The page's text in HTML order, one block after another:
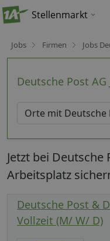
Stellenmarkt
Jobs Firmen Jobs
Deutsche Post
Jetzt bei
Arbeitsplatz
Deutsche Post &
Vollzeit (M/ W/ D)